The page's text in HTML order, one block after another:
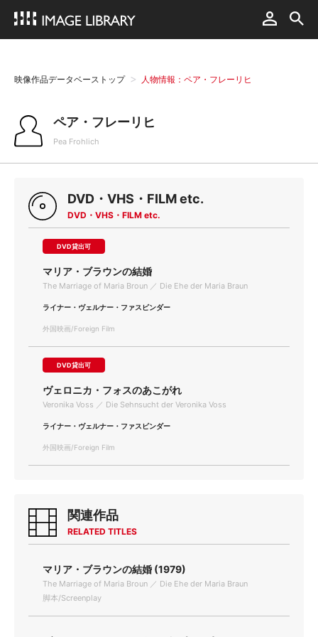
映像作品データベーストップ 人物情報：ペア・フレーリヒ
ペア・フレーリヒ
Pea Frohlich
DVD・VHS・FILM etc.
DVD・VHS・FILM etc.
DVD貸出可
マリア・ブラウンの結婚
The Marriage of Maria Broun ／ Die Ehe der Maria Braun
ライナー・ヴェルナー・ファスビンダー
外国映画/Foreign Film
DVD貸出可
ヴェロニカ・フォスのあこがれ
Veronika Voss ／ Die Sehnsucht der Veronika Voss
ライナー・ヴェルナー・ファスビンダー
外国映画/Foreign Film
関連作品
RELATED TITLES
マリア・ブラウンの結婚 (1979)
The Marriage of Maria Broun ／ Die Ehe der Maria Braun
脚本/Screenplay